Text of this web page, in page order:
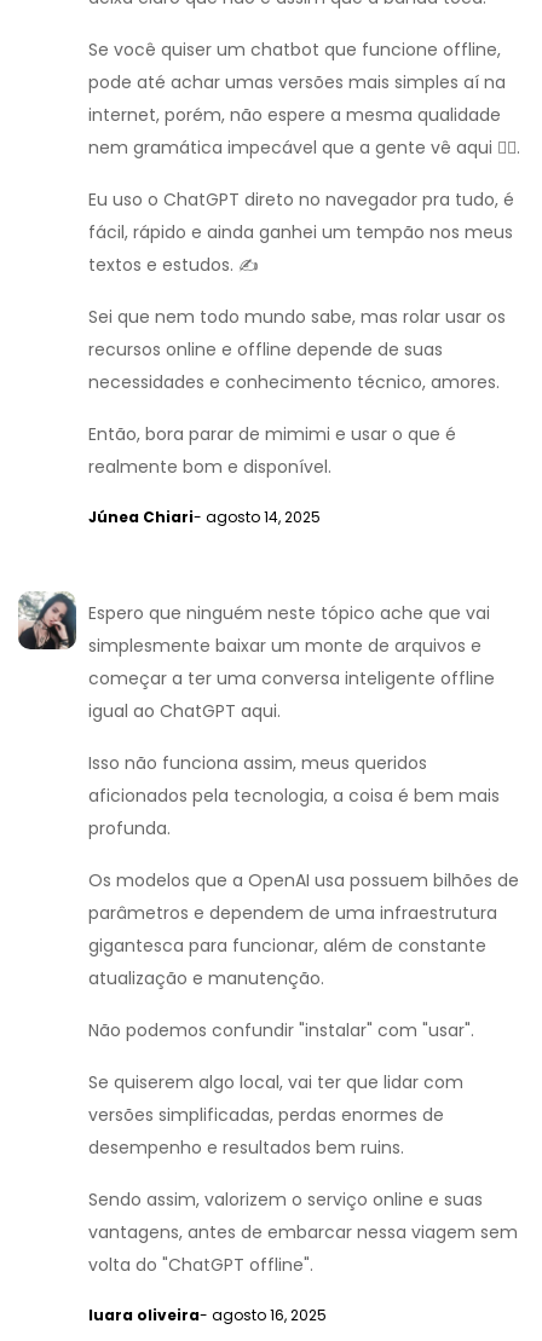
Se você quiser um chatbot que funcione offline,
pode até achar umas versões mais simples aí na
internet, porém, não espere a mesma qualidade
nem gramática impecável que a gente vê aqui 💁‍♀️.
Eu uso o ChatGPT direto no navegador pra tudo, é
fácil, rápido e ainda ganhei um tempão nos meus
textos e estudos. ✍️
Sei que nem todo mundo sabe, mas rolar usar os
recursos online e offline depende de suas
necessidades e conhecimento técnico, amores.
Então, bora parar de mimimi e usar o que é
realmente bom e disponível.
Júnea Chiari- agosto 14, 2025
Espero que ninguém neste tópico ache que vai
simplesmente baixar um monte de arquivos e
começar a ter uma conversa inteligente offline
igual ao ChatGPT aqui.
Isso não funciona assim, meus queridos
aficionados pela tecnologia, a coisa é bem mais
profunda.
Os modelos que a OpenAI usa possuem bilhões de
parâmetros e dependem de uma infraestrutura
gigantesca para funcionar, além de constante
atualização e manutenção.
Não podemos confundir "instalar" com "usar".
Se quiserem algo local, vai ter que lidar com
versões simplificadas, perdas enormes de
desempenho e resultados bem ruins.
Sendo assim, valorizem o serviço online e suas
vantagens, antes de embarcar nessa viagem sem
volta do "ChatGPT offline".
luara oliveira- agosto 16, 2025